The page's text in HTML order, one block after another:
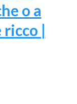
o a
ricco |